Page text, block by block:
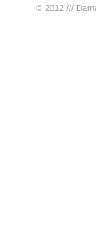
© 2012 ///